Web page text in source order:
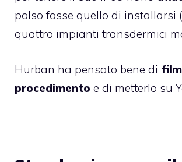
polso fosse quello di installarsi
quattro impianti transdermici
Hurban ha pensato bene di
procedimento e di metterlo su